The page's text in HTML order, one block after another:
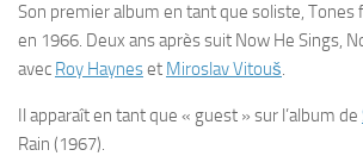
Son premier album en tant que soliste, Tones
en 1966. Deux ans après suit Now He Sings,
avec Roy Hayneset Miroslav Vitouš.
Il apparaît en tant que « guest » sur l’album de
Rain (1967).